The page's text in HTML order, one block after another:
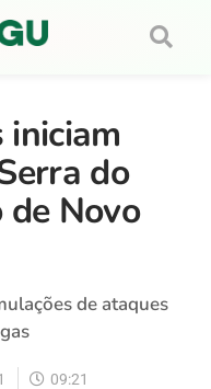
iniciam
do
de Novo
de ataques
09:21